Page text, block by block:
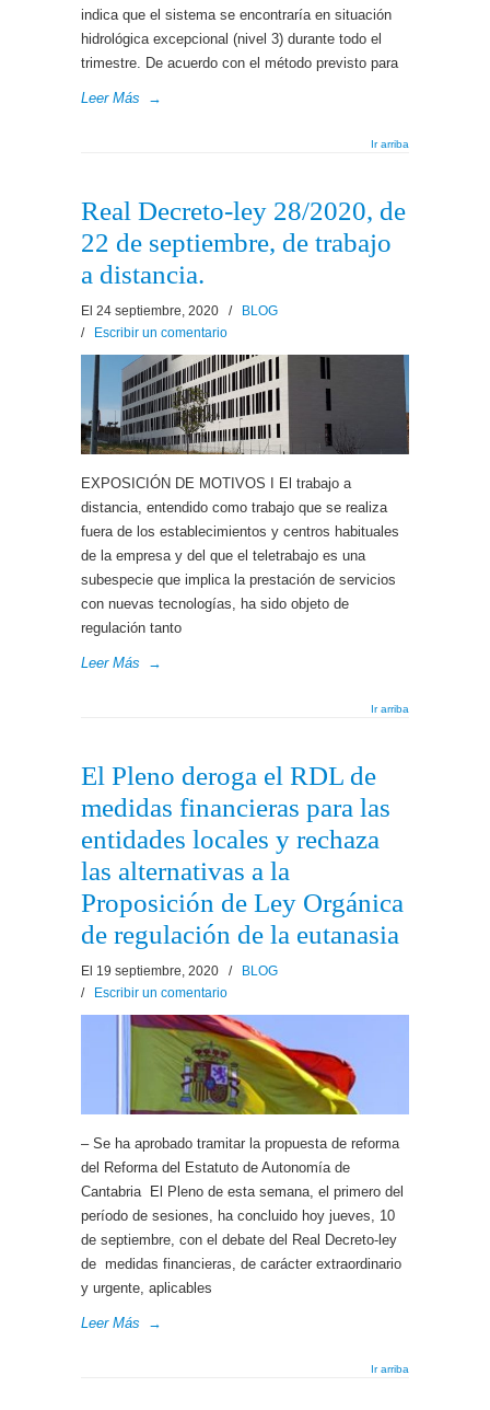
indica que el sistema se encontraría en situación
hidrológica excepcional (nivel 3) durante todo el
trimestre. De acuerdo con el método previsto para
Leer Más →
Ir arriba
Real Decreto-ley 28/2020, de
22 de septiembre, de trabajo
a distancia.
El 24 septiembre, 2020 /
BLOG
/
Escribir un comentario
EXPOSICIÓN DE MOTIVOS I El trabajo a
distancia, entendido como trabajo que se realiza
fuera de los establecimientos y centros habituales
de la empresa y del que el teletrabajo es una
subespecie que implica la prestación de servicios
con nuevas tecnologías, ha sido objeto de
regulación tanto
Leer Más →
Ir arriba
El Pleno deroga el RDL de
medidas financieras para las
entidades locales y rechaza
las alternativas a la
Proposición de Ley Orgánica
de regulación de la eutanasia
El 19 septiembre, 2020 /
BLOG
/
Escribir un comentario
– Se ha aprobado tramitar la propuesta de reforma
del Reforma del Estatuto de Autonomía de
Cantabria El Pleno de esta semana, el primero del
período de sesiones, ha concluido hoy jueves, 10
de septiembre, con el debate del Real Decreto-ley
de medidas financieras, de carácter extraordinario
y urgente, aplicables
Leer Más →
Ir arriba